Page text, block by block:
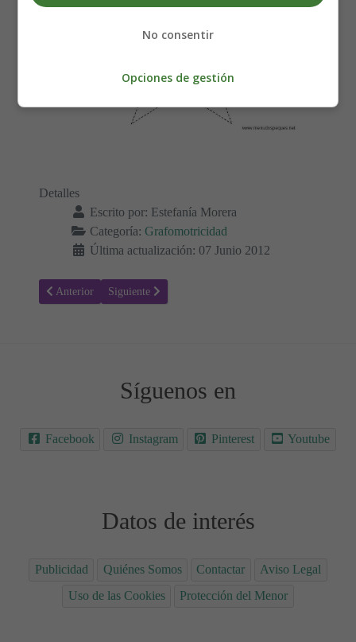
Detalles
Escrito por: Estefanía Morera
Categoría: Grafomotricidad
Última actualización: 07 Junio 2012
Artículo anterior: Media luna - Fichas de grafomotricidad
Anterior Artículo siguiente: Huevos - Fichas de grafomotricidad
Siguiente
Síguenos en
Facebook Instagram Pinterest Youtube
Datos de interés
Publicidad Quiénes Somos Contactar
Aviso Legal
Uso de las Cookies
Protección del Menor
No consentir
Opciones de gestión